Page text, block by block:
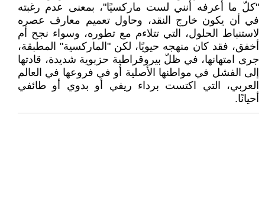
"كلّ ما أعرفه أنني لست ماركسيًا"، بمعنى عدم رغبته
في أن يكون خارج النقد، وحاول تعميم معارف عصره
لاستنباط الحلول، التي تتلاءم مع تطوره، وسواء نجح أم
أخفق، فقد كان منهجه حيويًا، لكن "الماركسية" المطبقة،
جرى امتهانها، في ظلّ بيروقراطية حزبوية شديدة، قادتها
إلى الفشل في مواطنها الأصلية أو في فروعها في العالم
العربي، التي اكتست برداء ريفي أو بدوي أو طائفي
أحيانًا.